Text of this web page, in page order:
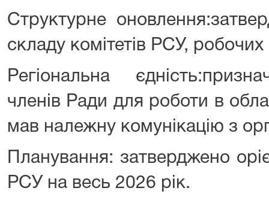
Структурне
складу комітетів РСУ, робочих
Регіональна
членів Ради для роботи в
мав належну комунікацію з
Планування: затверджено
РСУ на весь 2026 рік.